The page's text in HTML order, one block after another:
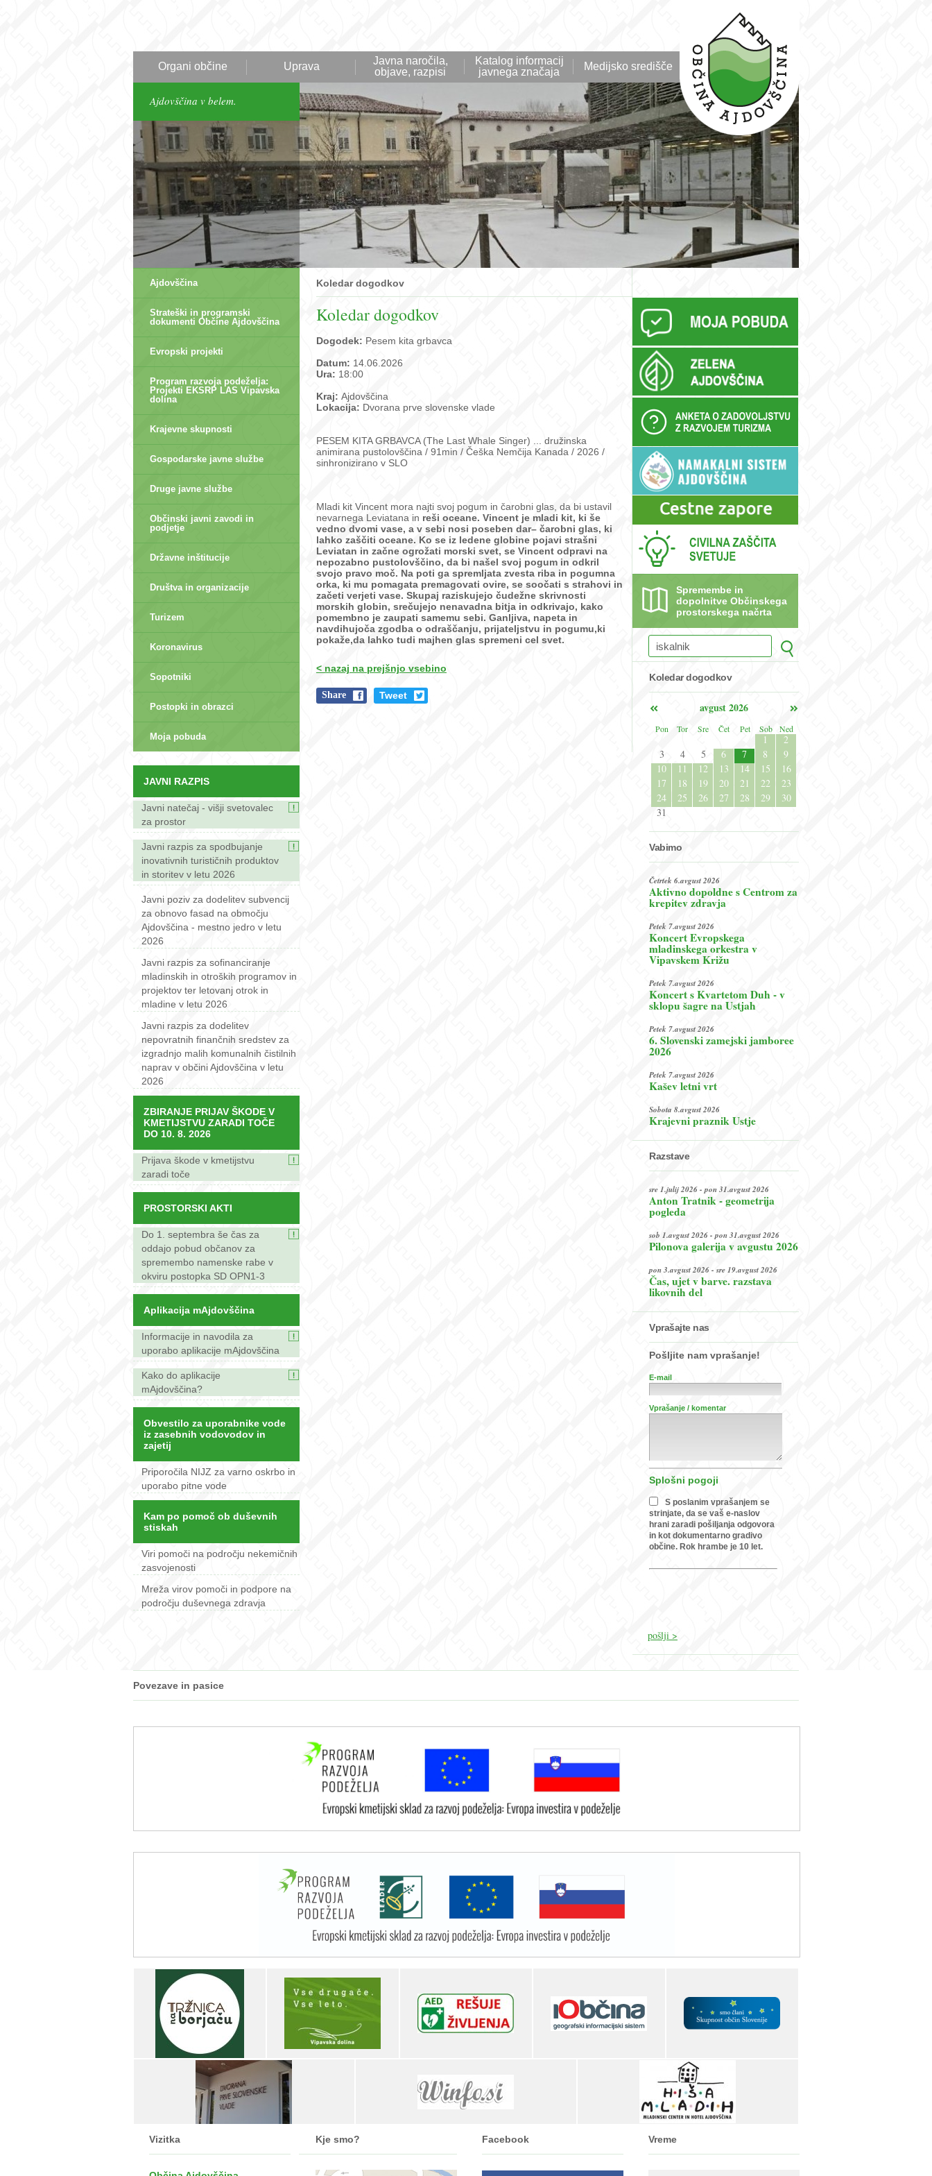
Organi občine Uprava
Javna naročila,
objave, razpisi
Katalog informacij
javnega značaja
Medijsko središče
Ajdovščina v belem.
Ajdovščina
Strateški in programski
dokumenti Občine Ajdovščina
Evropski projekti
Program razvoja podeželja:
Projekti EKSRP LAS Vipavska
dolina
Krajevne skupnosti
Gospodarske javne službe
Druge javne službe
Občinski javni zavodi in
podjetje
Državne inštitucije
Društva in organizacije
Turizem
Koronavirus
Sopotniki
Postopki in obrazci
Moja pobuda
JAVNI RAZPIS
Javni natečaj - višji svetovalec
za prostor
Javni razpis za spodbujanje
inovativnih turističnih produktov
in storitev v letu 2026
Javni poziv za dodelitev subvencij
za obnovo fasad na območju
Ajdovščina - mestno jedro v letu
2026
Javni razpis za sofinanciranje
mladinskih in otroških programov in
projektov ter letovanj otrok in
mladine v letu 2026
Javni razpis za dodelitev
nepovratnih finančnih sredstev za
izgradnjo malih komunalnih čistilnih
naprav v občini Ajdovščina v letu
2026
ZBIRANJE PRIJAV ŠKODE V
KMETIJSTVU ZARADI TOČE
DO 10. 8. 2026
Prijava škode v kmetijstvu
zaradi toče
PROSTORSKI AKTI
Do 1. septembra še čas za
oddajo pobud občanov za
spremembo namenske rabe v
okviru postopka SD OPN1-3
Aplikacija mAjdovščina
Informacije in navodila za
uporabo aplikacije mAjdovščina
Kako do aplikacije
mAjdovščina?
Obvestilo za uporabnike vode
iz zasebnih vodovodov in
zajetij
Priporočila NIJZ za varno oskrbo in
uporabo pitne vode
Kam po pomoč ob duševnih
stiskah
Viri pomoči na področju nekemičnih
zasvojenosti
Mreža virov pomoči in podpore na
področju duševnega zdravja
Koledar dogodkov
Koledar dogodkov
Dogodek: Pesem kita grbavca
Datum: 14.06.2026
Ura: 18:00
Kraj: Ajdovščina
Lokacija: Dvorana prve slovenske vlade
PESEM KITA GRBAVCA (The Last Whale Singer) ... družinska
animirana pustolovščina / 91min / Češka Nemčija Kanada / 2026 /
sinhronizirano v SLO
Mladi kit Vincent mora najti svoj pogum in čarobni glas, da bi ustavil
nevarnega Leviatana in reši oceane. Vincent je mladi kit, ki še
vedno dvomi vase, a v sebi nosi poseben dar– čarobni glas, ki
lahko zaščiti oceane. Ko se iz ledene globine pojavi strašni
Leviatan in začne ogrožati morski svet, se Vincent odpravi na
nepozabno pustolovščino, da bi našel svoj pogum in odkril
svojo pravo moč. Na poti ga spremljata zvesta riba in pogumna
orka, ki mu pomagata premagovati ovire, se soočati s strahovi in
začeti verjeti vase. Skupaj raziskujejo čudežne skrivnosti
morskih globin, srečujejo nenavadna bitja in odkrivajo, kako
pomembno je zaupati samemu sebi. Ganljiva, napeta in
navdihujoča zgodba o odraščanju, prijateljstvu in pogumu,ki
pokaže,da lahko tudi majhen glas spremeni cel svet.
< nazaj na prejšnjo vsebino
Share Tweet
Spremembe in
dopolnitve Občinskega
prostorskega načrta
Koledar dogodkov
avgust 2026
Pon
Tor Sre Čet Pet Sob Ned
1
2
3
4 5 6 7 8
9
10
11 12 13 14 15
16
17
18 19 20 21 22
23
24
25 26 27 28 29
30
31
Vabimo
Četrtek 6.avgust 2026
Aktivno dopoldne s Centrom za
krepitev zdravja
Petek 7.avgust 2026
Koncert Evropskega
mladinskega orkestra v
Vipavskem Križu
Petek 7.avgust 2026
Koncert s Kvartetom Duh - v
sklopu šagre na Ustjah
Petek 7.avgust 2026
6. Slovenski zamejski jamboree
2026
Petek 7.avgust 2026
Kašev letni vrt
Sobota 8.avgust 2026
Krajevni praznik Ustje
Razstave
sre 1.julij 2026 - pon 31.avgust 2026
Anton Tratnik - geometrija
pogleda
sob 1.avgust 2026 - pon 31.avgust 2026
Pilonova galerija v avgustu 2026
pon 3.avgust 2026 - sre 19.avgust 2026
Čas, ujet v barve. razstava
likovnih del
Vprašajte nas
Pošljite nam vprašanje!
E-mail
Vprašanje / komentar
Splošni pogoji
S poslanim vprašanjem se
strinjate, da se vaš e-naslov
hrani zaradi pošiljanja odgovora
in kot dokumentarno gradivo
občine. Rok hrambe je 10 let.
Povezave in pasice
Vizitka Kje smo? Facebook Vreme